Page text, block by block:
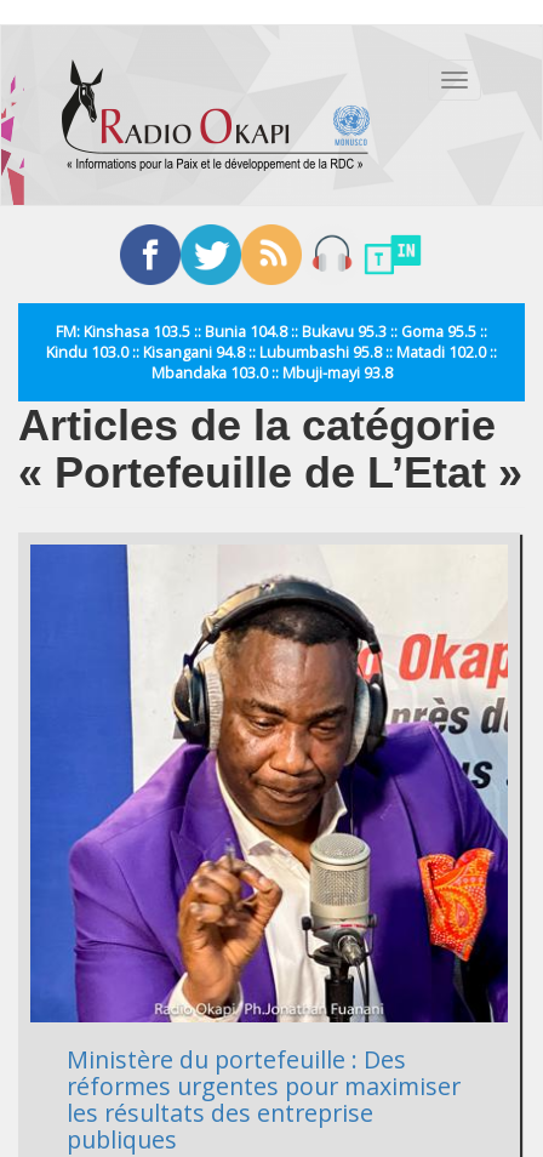
contenu
principal
Toggle
FM: Kinshasa 103.5 :: Bunia 104.8 :: Bukavu 95.3 :: Goma 95.5 ::
Kindu 103.0 :: Kisangani 94.8 :: Lubumbashi 95.8 :: Matadi 102.0 ::
Mbandaka 103.0 :: Mbuji-mayi 93.8
Articles de la catégorie
« Portefeuille de L’Etat »
Ministère du portefeuille : Des
réformes urgentes pour maximiser
les résultats des entreprise
publiques